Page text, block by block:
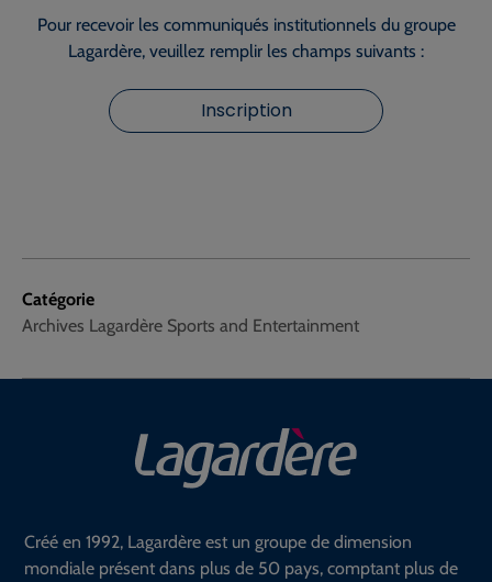
Catégorie
Archives Lagardère Sports and Entertainment
Pour recevoir les communiqués institutionnels du groupe
Lagardère, veuillez remplir les champs suivants :
Inscription
Créé en 1992, Lagardère est un groupe de dimension
mondiale présent dans plus de 50 pays, comptant plus de